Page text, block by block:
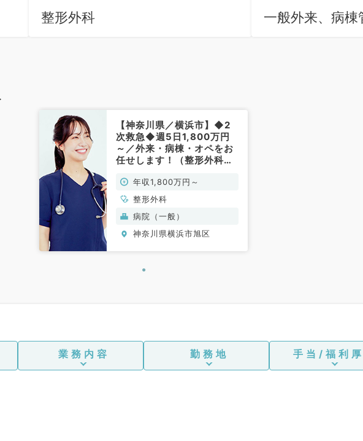
整形外科
一般外来、病棟
【神奈川県／横浜市】◆2
次救急◆週5日1,800万円
～／外来・病棟・オペをお
任せします！（整形外科／
年収1,800万円～
整形外科
病院（一般）
神奈川県横浜市旭区
業務内容 勤務地 手当/福利厚